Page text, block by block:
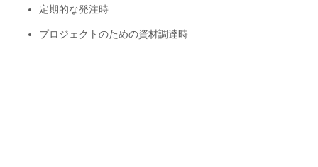
定期的な発注時
プロジェクトのための資材調達時